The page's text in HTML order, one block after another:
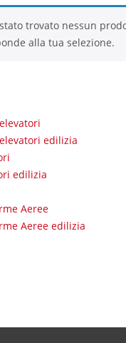
trovato nessun
alla tua selezione.
edilizia
edilizia
Aeree
Aeree edilizia